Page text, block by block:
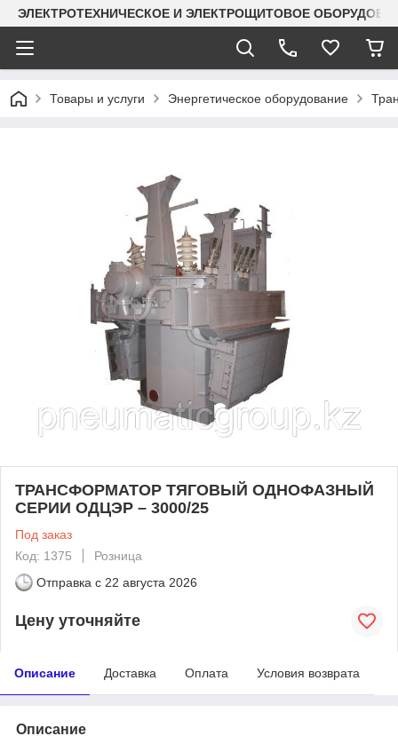
ЭЛЕКТРОТЕХНИЧЕСКОЕ И ЭЛЕКТРОЩИТОВОЕ
Товары и услуги Энергетическое оборудование
ТРАНСФОРМАТОР ТЯГОВЫЙ ОДНОФАЗНЫЙ
СЕРИИ ОДЦЭР – 3000/25
Под заказ
Код: 1375
Розница
Отправка с 22 августа 2026
Цену уточняйте
Описание Доставка Оплата Условия возврата
Описание